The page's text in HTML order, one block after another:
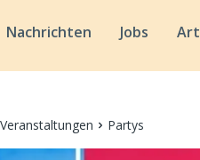
Nachrichten Jobs
Veranstaltungen Partys